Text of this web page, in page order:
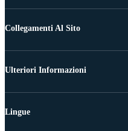
Collegamenti Al Sito
Ulteriori Informazioni
Lingue